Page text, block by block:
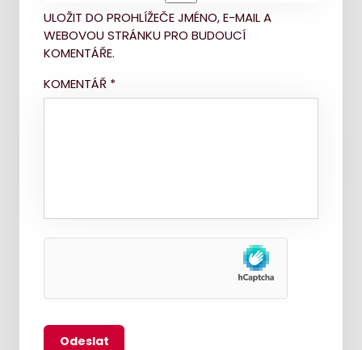
ULOŽIT DO PROHLÍŽEČE JMÉNO, E-MAIL A
WEBOVOU STRÁNKU PRO BUDOUCÍ
KOMENTÁŘE.
KOMENTÁŘ *